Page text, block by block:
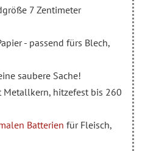
7 Zentimeter
- passend fürs Blech,
saubere Sache!
hitzefest bis 260
Batterien für Fleisch,